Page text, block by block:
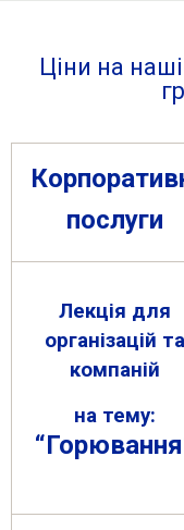
Ціни на
послуги
Лекція для
організацій та
компаній
на тему: